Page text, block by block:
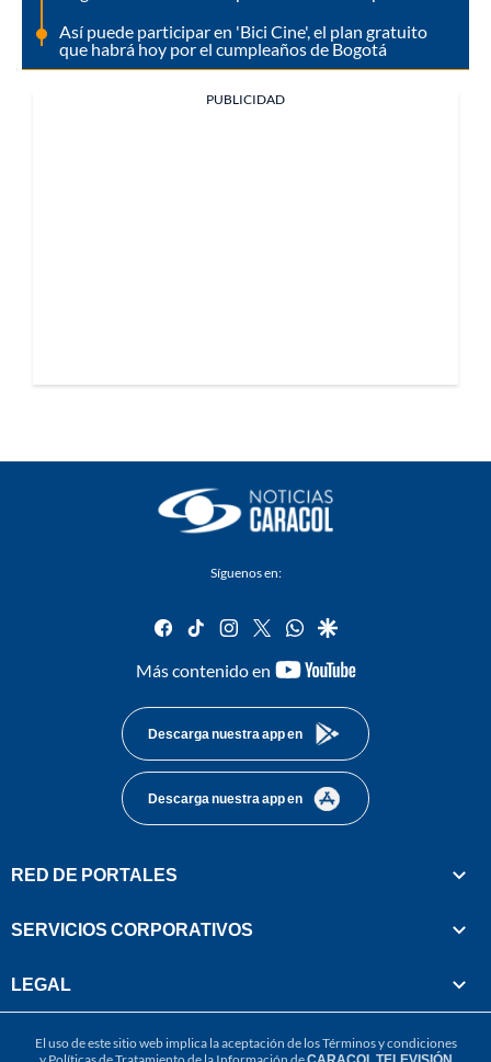
Así puede participar en 'Bici Cine', el plan gratuito
que habrá hoy por el cumpleaños de Bogotá
PUBLICIDAD
Síguenos en:
facebook
tiktok instagram
twitterwhatsapp
google
Más contenido en
youtube-
Descarga nuestra app en
Descarga nuestra app en
RED DE PORTALES
SERVICIOS CORPORATIVOS
LEGAL
El uso de este sitio web implica la aceptación de losTérminos y condiciones